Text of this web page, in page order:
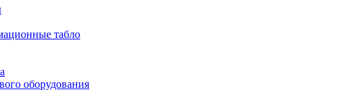
табло
оборудования